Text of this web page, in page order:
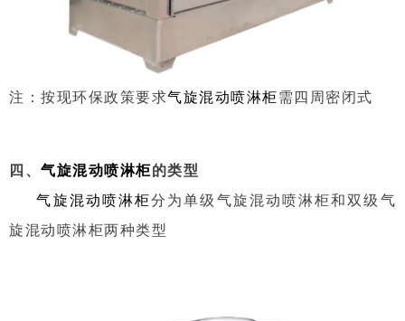
注：按现环保政策要求气旋混动喷淋柜需四周密闭式
四、 气旋混动喷淋柜的类型
气旋混动喷淋柜分为单级气旋混动喷淋柜和双级气
旋混动喷淋柜两种类型